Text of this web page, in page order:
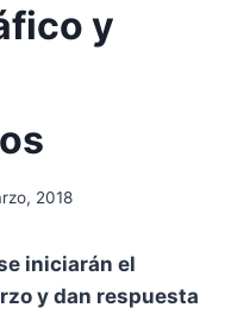
y
2018
iniciarán el
y dan respuesta